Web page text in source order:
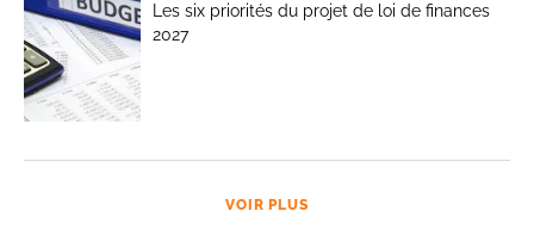
Les six priorités du projet de loi de finances
2027
VOIR PLUS